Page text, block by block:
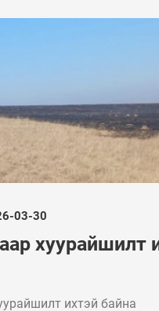
03-30
хуурайшилт
ихтэй байна